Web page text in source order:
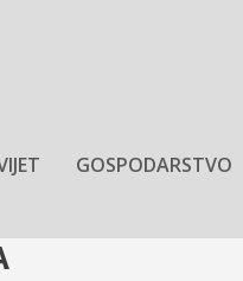
GOSPODARSTVO